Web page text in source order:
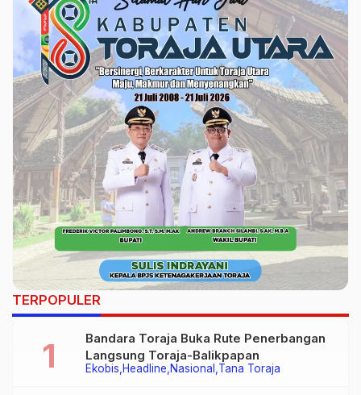
TERPOPULER
Ekobis Headline Nasional Tana Toraja
Bandara Toraja Buka Rute Penerbangan
Langsung Toraja-Balikpapan